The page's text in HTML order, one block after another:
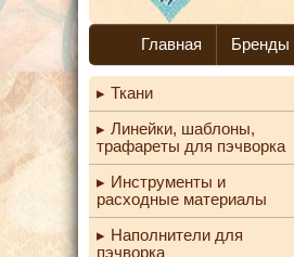
Главная Бренды
Ткани
Линейки, шаблоны,
трафареты для пэчворка
Инструменты и
расходные материалы
Наполнители для
пэчворка